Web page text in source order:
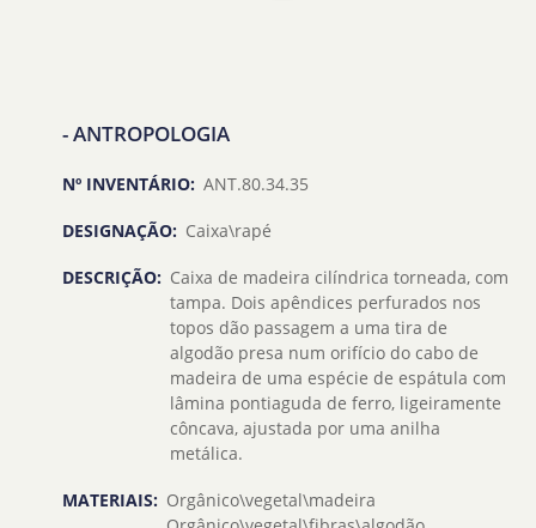
- ANTROPOLOGIA
Nº INVENTÁRIO: ANT.80.34.35
DESIGNAÇÃO: Caixa\rapé
DESCRIÇÃO: Caixa de madeira cilíndrica torneada, com
tampa. Dois apêndices perfurados nos
topos dão passagem a uma tira de
algodão presa num orifício do cabo de
madeira de uma espécie de espátula com
lâmina pontiaguda de ferro, ligeiramente
côncava, ajustada por uma anilha
metálica.
MATERIAIS: Orgânico\vegetal\madeira